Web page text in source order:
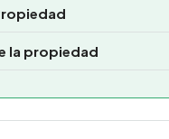
la propiedad